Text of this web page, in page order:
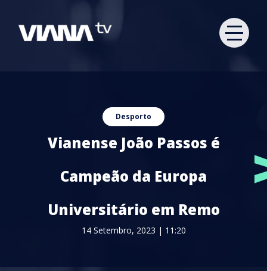
Desporto
Vianense João Passos é
Campeão da Europa
Universitário em Remo
14 Setembro, 2023 | 11:20